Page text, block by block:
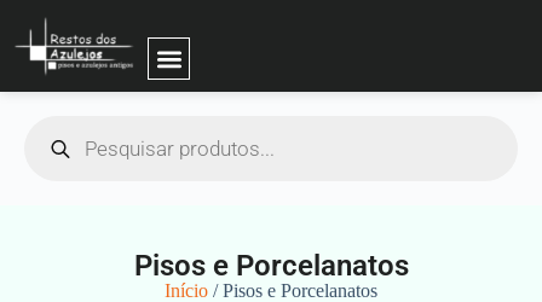
Pisos e Porcelanatos
Início / Pisos e Porcelanatos